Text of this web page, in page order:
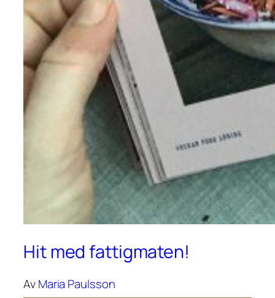
Hit med fattigmaten!
AvMaria Paulsson